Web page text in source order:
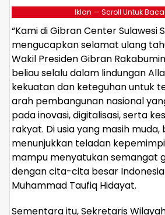
Iklan — Scroll Untuk Baca
“Kami di Gibran Center Sulawesi
mengucapkan selamat ulang
Wakil Presiden Gibran
beliau selalu dalam lindungan
kekuatan dan keteguhan untuk
arah pembangunan nasional
pada inovasi, digitalisasi, serta
rakyat. Di usia yang masih muda,
menunjukkan teladan
mampu menyatukan semangat
dengan cita-cita besar Indonesia
Muhammad Taufiq Hidayat.
Sementara itu, Sekretaris